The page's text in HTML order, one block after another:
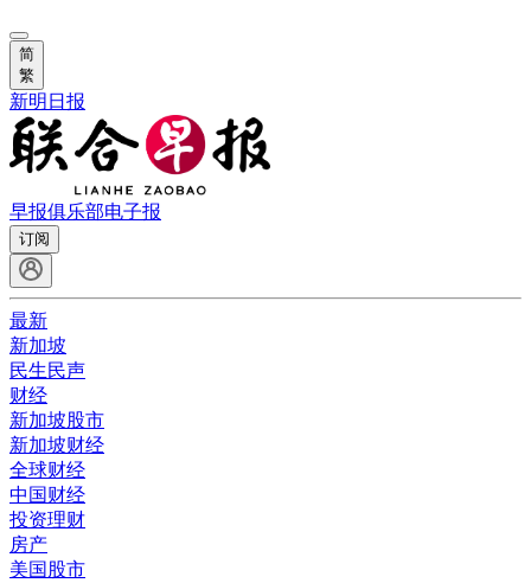
简
繁
新明日报
早报俱乐部电子报
订阅
最新
新加坡
民生民声
财经
新加坡股市
新加坡财经
全球财经
中国财经
投资理财
房产
美国股市